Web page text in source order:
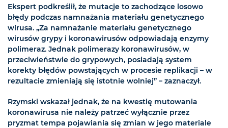
Ekspert podkreślił, że mutacje to zachodzące losowo
błędy podczas namnażania materiału genetycznego
wirusa. „Za namnażanie materiału genetycznego
wirusów grypy i koronawirusów odpowiadają enzymy
polimeraz. Jednak polimerazy koronawirusów, w
przeciwieństwie do grypowych, posiadają system
korekty błędów powstających w procesie replikacji – w
rezultacie zmieniają się istotnie wolniej” – zaznaczył.
Rzymski wskazał jednak, że na kwestię mutowania
koronawirusa nie należy patrzeć wyłącznie przez
pryzmat tempa pojawiania się zmian w jego materiale